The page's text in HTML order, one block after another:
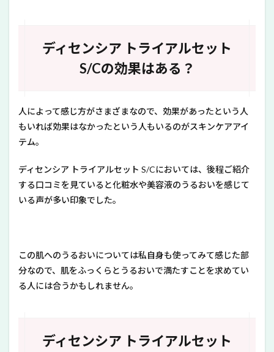
ディセンシア トライアルセット
S/Cの効果はある？
人によって感じ方がさまざまなので、効果があったという人
もいれば効果はなかったという人もいるのがスキンケアアイ
テム。
ディセンシア トライアルセット S/Cにおいては、後程ご紹介
する口コミを見ていると化粧水や美容液のうるおいを感じて
いる声が多い印象でした。
この肌へのうるおいについては私自身も使ってみて感じた部
分なので、肌をふっくらとうるおいで満たすことを求めてい
る人には合うかもしれません。
ディセンシア トライアルセット